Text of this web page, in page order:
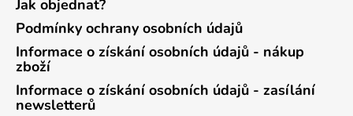
Jak objednat?
Podmínky ochrany osobních údajů
Informace o získání osobních údajů - nákup
zboží
Informace o získání osobních údajů - zasílání
newsletterů